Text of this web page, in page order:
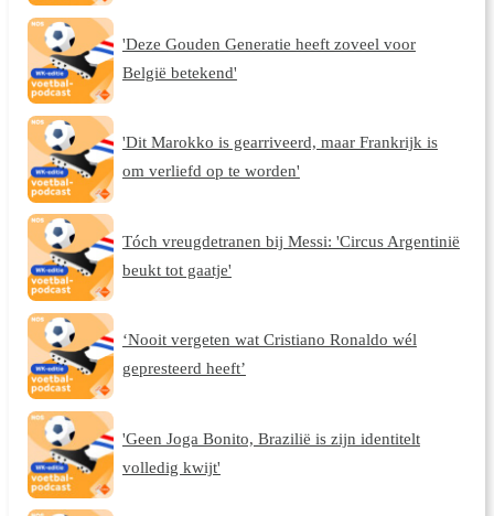
'Deze Gouden Generatie heeft zoveel voor
België betekend'
'Dit Marokko is gearriveerd, maar Frankrijk is
om verliefd op te worden'
Tóch vreugdetranen bij Messi: 'Circus Argentinië
beukt tot gaatje'
‘Nooit vergeten wat Cristiano Ronaldo wél
gepresteerd heeft’
'Geen Joga Bonito, Brazilië is zijn identitelt
volledig kwijt'